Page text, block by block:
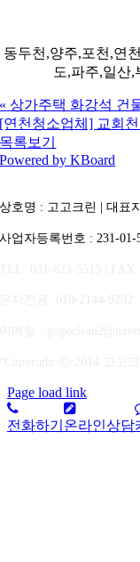
동두천,양주,포천,연
도,파주,일산,
« 상가주택 화강석 건
[연천청소업체] 교회
목록보기
Powered by KBoard
상호명 : 고고크린 | 대표
사업자등록번호 : 231-01-
Page load link
전화하기 온라인상담